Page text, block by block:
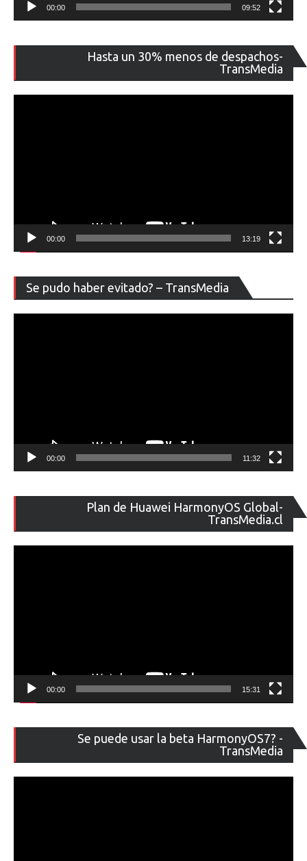
00:00 09:52
Hasta un 30% menos de despachos-
TransMedia
de
00:00 13:19
Se pudo haber evitado? – TransMedia
de
00:00 11:32
Plan de Huawei HarmonyOS Global-
TransMedia.cl
de
00:00 15:31
Se puede usar la beta HarmonyOS7? -
TransMedia
de